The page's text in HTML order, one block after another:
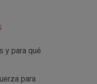
y para qué
para